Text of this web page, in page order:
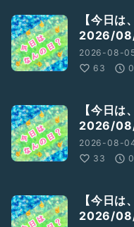
#女性トーカー
収録日：2024/11/28
【今日は
2026/
2026-08-
63
【今日は
2026/
2026-08-
33
【今日は
2026/